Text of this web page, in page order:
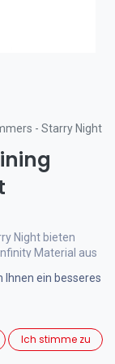
- Starry Night
Night bieten
Material aus
macht Sie zum
Ihnen ein besseres
Ich stimme zu